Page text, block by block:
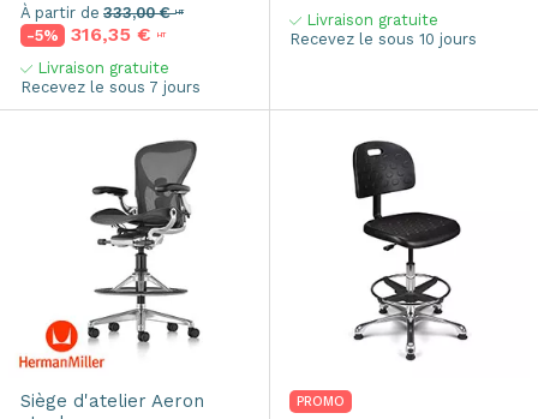
À partir de 333,00 €HT
-5% 316,35 € HT
Livraison gratuite
Recevez le sous 7 jours
Livraison gratuite
Recevez le sous 10 jours
Siège d'atelier Aeron
PROMO